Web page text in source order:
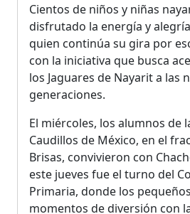
Cientos de niños y niñas
disfrutado la energía y alegría
quien continúa su gira por
con la iniciativa que busca
los Jaguares de Nayarit a las
generaciones.
El miércoles, los alumnos de
Caudillos de México, en el
Brisas, convivieron con
este jueves fue el turno del
Primaria, donde los
momentos de diversión con